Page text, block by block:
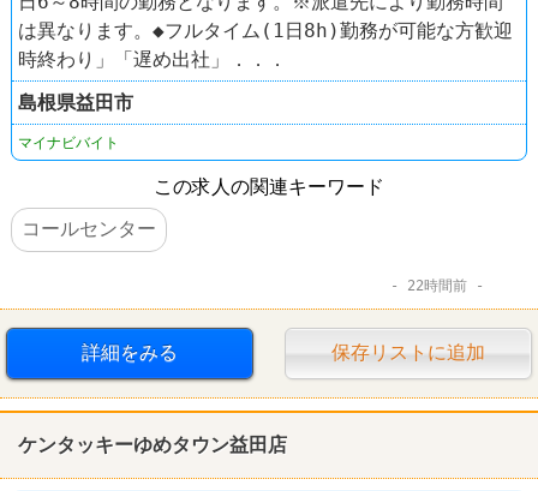
は異なります。◆フルタイム(1日8h)勤務が可能な方歓迎
時終わり」「遅め出社」．．．
島根県益田市
マイナビバイト
この求人の関連キーワード
コールセンター
22時間前
詳細をみる 保存リストに追加
ケンタッキーゆめタウン益田店